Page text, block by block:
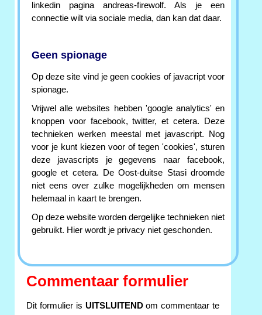
linkedin pagina andreas-firewolf. Als je een
connectie wilt via sociale media, dan kan dat daar.
Geen spionage
Op deze site vind je geen cookies of javacript voor
spionage.
Vrijwel alle websites hebben 'google analytics' en
knoppen voor facebook, twitter, et cetera. Deze
technieken werken meestal met javascript. Nog
voor je kunt kiezen voor of tegen 'cookies', sturen
deze javascripts je gegevens naar facebook,
google et cetera. De Oost-duitse Stasi droomde
niet eens over zulke mogelijkheden om mensen
helemaal in kaart te brengen.
Op deze website worden dergelijke technieken niet
gebruikt. Hier wordt je privacy niet geschonden.
Commentaar formulier
Dit formulier is UITSLUITENDom commentaar te